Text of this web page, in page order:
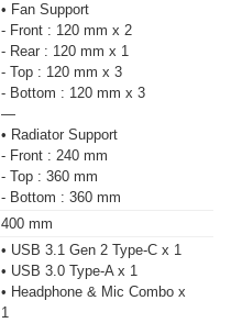
• Fan Support
- Front : 120 mm x 2
- Rear : 120 mm x 1
- Top : 120 mm x 3
- Bottom : 120 mm x 3
—
• Radiator Support
- Front : 240 mm
- Top : 360 mm
- Bottom : 360 mm
400 mm
• USB 3.1 Gen 2 Type-C x 1
• USB 3.0 Type-A x 1
• Headphone & Mic Combo x
1